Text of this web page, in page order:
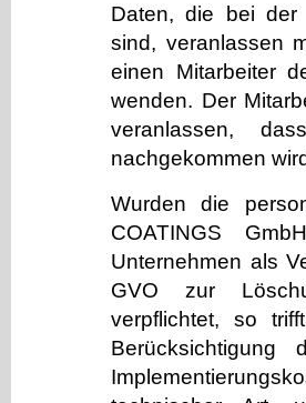
Daten, die bei der
sind, veranlassen
einen Mitarbeiter
wenden. Der
veranlassen,
nachgekommen
Wurden die
COATINGS
Unternehmen als
GVO zur
verpflichtet, so
Berücksichtigung